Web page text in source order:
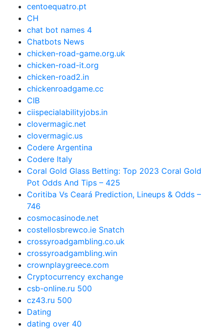
centoequatro.pt
CH
chat bot names 4
Chatbots News
chicken-road-game.org.uk
chicken-road-it.org
chicken-road2.in
chickenroadgame.cc
CIB
ciispecialabilityjobs.in
clovermagic.net
clovermagic.us
Codere Argentina
Codere Italy
Coral Gold Glass Betting: Top 2023 Coral Gold
Pot Odds And Tips – 425
Coritiba Vs Ceará Prediction, Lineups & Odds –
746
cosmocasinode.net
costellosbrewco.ie Snatch
crossyroadgambling.co.uk
crossyroadgambling.win
crownplaygreece.com
Cryptocurrency exchange
csb-online.ru 500
cz43.ru 500
Dating
dating over 40